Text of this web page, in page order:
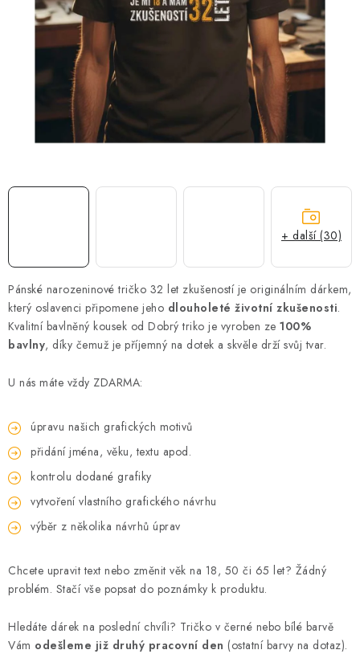
VÁNOCE
PROVIZNÍ SYSTÉM
Časté otázky
Doprava a platba
Obchodní podmínky
Zásady zpracování ochrany osobních údajů
Napište nám
Pánské narozeninové tričko 32 let zkušeností je originálním dárkem,
který oslavenci připomene jeho dlouholeté životní zkušenosti.
Kvalitní bavlněný kousek od Dobrý triko je vyroben ze 100%
bavlny, díky čemuž je příjemný na dotek a skvěle drží svůj tvar.
U nás máte vždy ZDARMA:
úpravu našich grafických motivů
přidání jména, věku, textu apod.
kontrolu dodané grafiky
vytvoření vlastního grafického návrhu
výběr z několika návrhů úprav
Chcete upravit text nebo změnit věk na 18, 50 či 65 let? Žádný
problém. Stačí vše popsat do poznámky k produktu.
Hledáte dárek na poslední chvíli? Tričko v černé nebo bílé barvě
Vám odešleme již druhý pracovní den (ostatní barvy na dotaz).
+ další (30)